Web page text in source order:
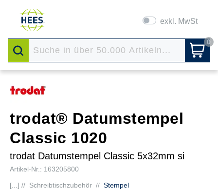
exkl. MwSt
0
trodat® Datumstempel
Classic 1020
trodat Datumstempel Classic 5x32mm si
Artikel-Nr.: 163205800
[...] // Schreibtischzubehör // Stempel